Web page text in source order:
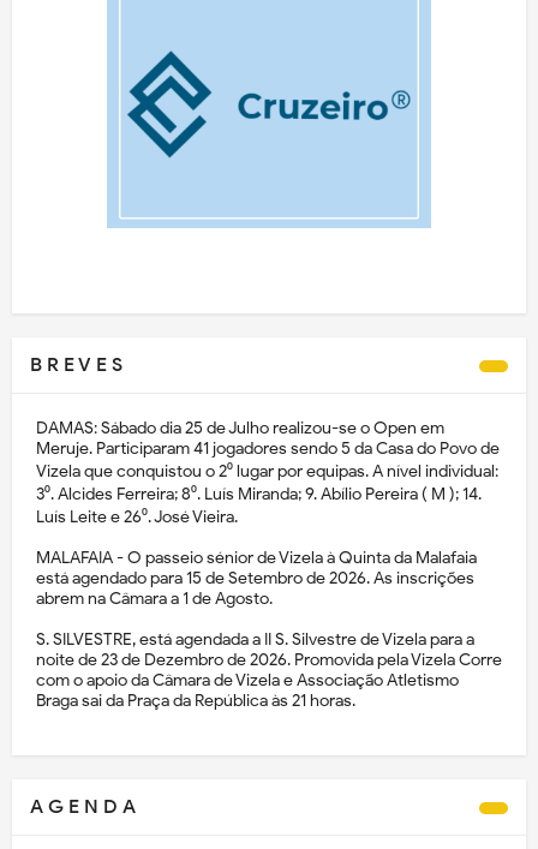
B R E V E S
DAMAS: Sábado dia 25 de Julho realizou-se o Open em
Meruje. Participaram 41 jogadores sendo 5 da Casa do Povo de
Vizela que conquistou o 2⁰ lugar por equipas. A nível individual:
3⁰. Alcides Ferreira; 8⁰. Luís Miranda; 9. Abílio Pereira ( M ); 14.
Luís Leite e 26⁰. José Vieira.
MALAFAIA - O passeio sénior de Vizela à Quinta da Malafaia
está agendado para 15 de Setembro de 2026. As inscrições
abrem na Câmara a 1 de Agosto.
S. SILVESTRE, está agendada a II S. Silvestre de Vizela para a
noite de 23 de Dezembro de 2026. Promovida pela Vizela Corre
com o apoio da Câmara de Vizela e Associação Atletismo
Braga sai da Praça da República às 21 horas.
A G E N D A